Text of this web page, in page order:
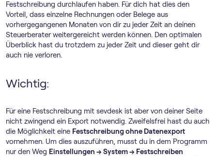
Festschreibung durchlaufen haben. Für dich hat dies den
Vorteil, dass einzelne Rechnungen oder Belege aus
vorhergegangenen Monaten von dir zu jeder Zeit an deinen
Steuerberater weitergereicht werden können. Den optimalen
Überblick hast du trotzdem zu jeder Zeit und dieser geht dir
auch nie verloren.
Wichtig:
Für eine Festschreibung mit sevdesk ist aber von deiner Seite
nicht zwingend ein Export notwendig. Zweifelsfrei hast du auch
die Möglichkeit eine Festschreibung ohne Datenexport
vornehmen. Um dies auszuführen, musst du in dem Programm
nur den Weg Einstellungen → System → Festschreiben